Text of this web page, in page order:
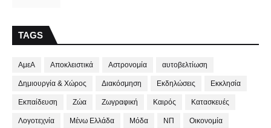
TAGS
ΑμεΑ Αποκλειστικά Αστρονομία αυτοβελτίωση
Δημιουργία & Χώρος Διακόσμηση Εκδηλώσεις Εκκλησία
Εκπαίδευση Ζώα Ζωγραφική Καιρός Κατασκευές
Λογοτεχνία Μένω Ελλάδα Μόδα ΝΠ Οικονομία